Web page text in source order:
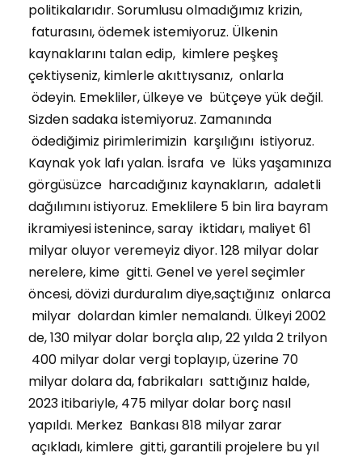
politikalarıdır. Sorumlusu olmadığımız krizin,
faturasını, ödemek istemiyoruz. Ülkenin
kaynaklarını talan edip, kimlere peşkeş
çektiyseniz, kimlerle akıttıysanız, onlarla
ödeyin. Emekliler, ülkeye ve bütçeye yük değil.
Sizden sadaka istemiyoruz. Zamanında
ödediğimiz pirimlerimizin karşılığını istiyoruz.
Kaynak yok lafı yalan. İsrafa ve lüks yaşamınıza
görgüsüzce harcadığınız kaynakların, adaletli
dağılımını istiyoruz. Emeklilere 5 bin lira bayram
ikramiyesi istenince, saray iktidarı, maliyet 61
milyar oluyor veremeyiz diyor. 128 milyar dolar
nerelere, kime gitti. Genel ve yerel seçimler
öncesi, dövizi durduralım diye,saçtığınız onlarca
milyar dolardan kimler nemalandı. Ülkeyi 2002
de, 130 milyar dolar borçla alıp, 22 yılda 2 trilyon
400 milyar dolar vergi toplayıp, üzerine 70
milyar dolara da, fabrikaları sattığınız halde,
2023 itibariyle, 475 milyar dolar borç nasıl
yapıldı. Merkez Bankası 818 milyar zarar
açıkladı, kimlere gitti, garantili projelere bu yıl